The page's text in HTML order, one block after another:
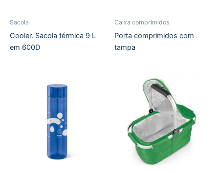
Sacola
Cooler. Sacola térmica 9 L
em 600D
Caixa comprimidos
Porta comprimidos com
tampa